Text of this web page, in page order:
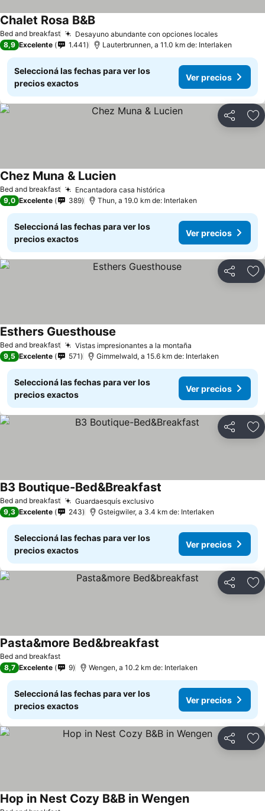
Bed and breakfast Desayuno abundante con opciones localesVer
Chalet Rosa B&BVer precios
8,9 Excelente 1.441 Lauterbrunnen, a 11.0 km de: Interlaken
Seleccioná las fechas para ver los
precios exactos
Ver precios
Compartir
Bed and breakfast Encantadora casa histórica
Chez Muna & LucienVer precios
9,0 Excelente 389 Thun, a 19.0 km de: Interlaken
Seleccioná las fechas para ver los
precios exactos
Ver precios
Compartir
Bed and breakfast Vistas impresionantes a la montaña
Esthers Guesthouse
9,5 Excelente 571 Gimmelwald, a 15.6 km de: Interlaken
Seleccioná las fechas para ver los
precios exactos
Ver precios
Compartir
Bed and breakfast Guardaesquís exclusivoVer precios
B3 Boutique-Bed&Breakfast
9,3 Excelente 243 Gsteigwiler, a 3.4 km de: Interlaken
Seleccioná las fechas para ver los
precios exactos
Ver precios
Compartir
Bed and breakfast
Pasta&more Bed&breakfast
8,7 Excelente 9 Wengen, a 10.2 km de: Interlaken
Seleccioná las fechas para ver los
precios exactos
Ver precios
Compartir
Hop in Nest Cozy B&B in WengenVer precios